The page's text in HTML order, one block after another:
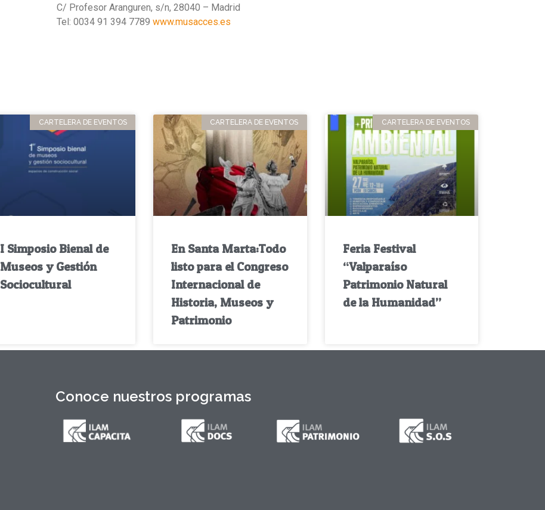
C/ Profesor Aranguren, s/n, 28040 – Madrid
Tel: 0034 91 394 7789www.musacces.es
CARTELERA DE EVENTOS
I Simposio Bienal de
Museos y Gestión
Sociocultural
CARTELERA DE EVENTOS
En Santa Marta:Todo
listo para el Congreso
Internacional de
Historia, Museos y
Patrimonio
CARTELERA DE EVENTOS
Feria Festival
“Valparaíso
Patrimonio Natural
de la Humanidad”
Conoce nuestros programas